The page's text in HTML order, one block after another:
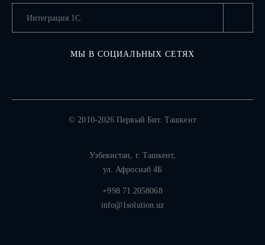
МЫ В СОЦИАЛЬНЫХ СЕТЯХ
© 2010-2026 Первый Бит. Ташкент
Узбекистан, г. Ташкент,
ул. Афросиаб 4Б
+998 71 2058068
info@1solution.uz